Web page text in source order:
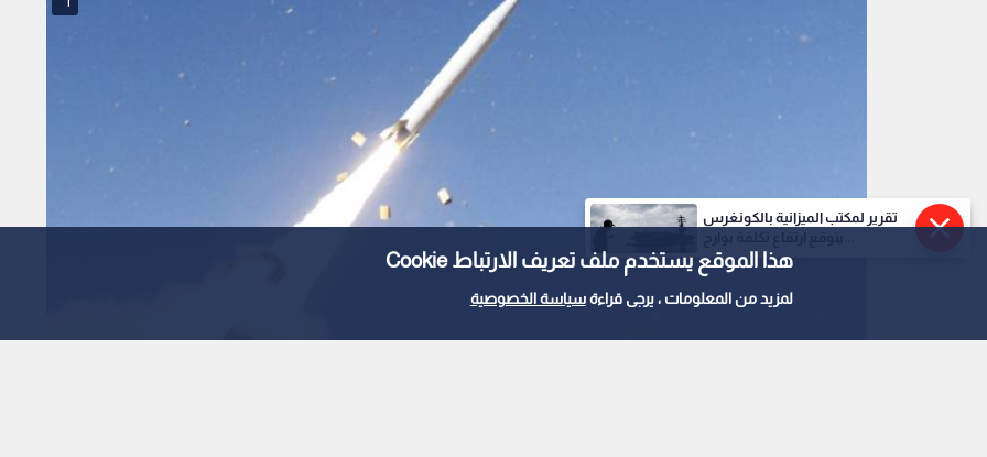
هذا الموقع يستخدم ملف تعريف الارتباط Cookie
لمزيد من المعلومات ، يرجى قراءةسياسة الخصوصية
تقرير لمكتب الميزانية بالكونغرس